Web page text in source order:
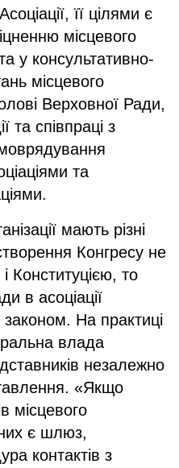
її цілями є
місцевого
у консультативно-
місцевого
Верховної Ради,
та співпраці з
та
мають різні
Конгресу не
Конституцією, то
в асоціації
На практиці
влада
незалежно
«Якщо
місцевого
є шлюз,
контактів з